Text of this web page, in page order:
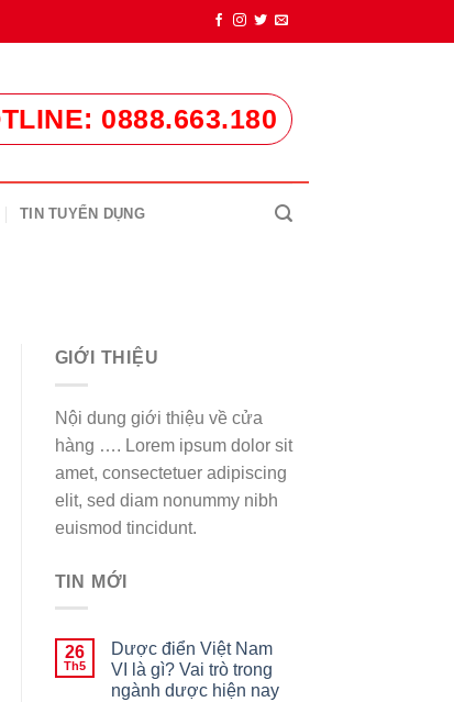
0888.663.180
TIN TUYỂN DỤNG
GIỚI THIỆU
Nội dung giới thiệu về cửa
hàng …. Lorem ipsum dolor sit
amet, consectetuer adipiscing
elit, sed diam nonummy nibh
euismod tincidunt.
TIN MỚI
26
Th5
Dược điển Việt Nam
VI là gì? Vai trò trong
ngành dược hiện nay